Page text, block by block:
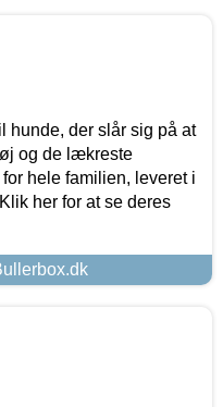
hunde, der slår sig på at
og de lækreste
hele familien, leveret i
her for at se deres